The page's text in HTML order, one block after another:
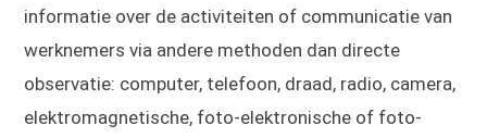
informatie over de activiteiten of communicatie van
werknemers via andere methoden dan directe
observatie: computer, telefoon, draad, radio, camera,
elektromagnetische, foto-elektronische of foto-